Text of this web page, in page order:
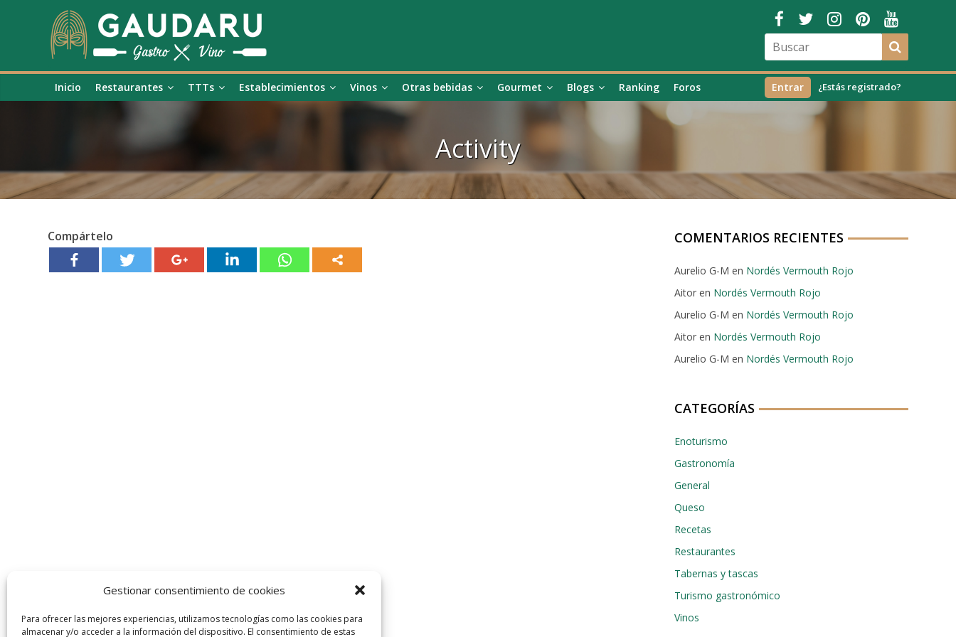
Gestionar consentimiento de cookies
Para ofrecer las mejores experiencias, utilizamos tecnologías como las cookies para
almacenar y/o acceder a la información del dispositivo. El consentimiento de estas
Inicio Restaurantes TTTs Establecimientos Vinos Otras bebidas Gourmet Blogs Ranking Foros ¿Estás registrado?
Entrar
Activity
Compártelo COMENTARIOS RECIENTES
Aurelio G-M en Nordés Vermouth Rojo
Aitoren Nordés Vermouth Rojo
Aurelio G-M en Nordés Vermouth Rojo
Aitoren Nordés Vermouth Rojo
Aurelio G-M en Nordés Vermouth Rojo
CATEGORÍAS
Enoturismo
Gastronomía
General
Queso
Recetas
Restaurantes
Tabernas y tascas
Turismo gastronómico
Vinos